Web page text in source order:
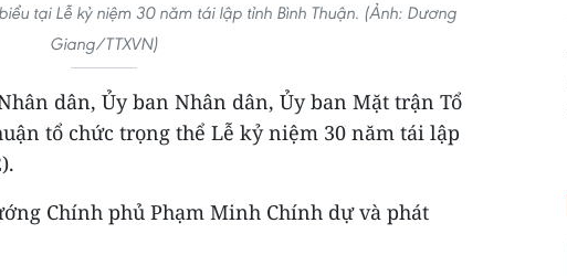
tại Lễ kỷ niệm 30 năm tái lập tỉnh Bình Thuận. (Ảnh: Dương
Giang/TTXVN)
dân, Ủy ban Nhân dân, Ủy ban Mặt trận Tổ
tổ chức trọng thể Lễ kỷ niệm 30 năm tái lập
Chính phủ Phạm Minh Chính dự và phát